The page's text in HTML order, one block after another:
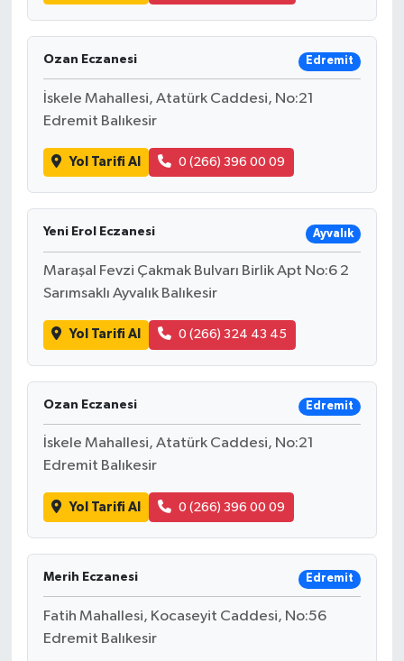
Ozan Eczanesi Edremit
İskele Mahallesi, Atatürk Caddesi, No:21
Edremit Balıkesir
Yol Tarifi Al 0 (266) 396 00 09
Yeni Erol Eczanesi Ayvalık
Maraşal Fevzi Çakmak Bulvarı Birlik Apt No:6 2
Sarımsaklı Ayvalık Balıkesir
Yol Tarifi Al 0 (266) 324 43 45
Ozan Eczanesi Edremit
İskele Mahallesi, Atatürk Caddesi, No:21
Edremit Balıkesir
Yol Tarifi Al 0 (266) 396 00 09
Merih Eczanesi Edremit
Fatih Mahallesi, Kocaseyit Caddesi, No:56
Edremit Balıkesir
KİTAP
OTOMOBİL
MİZAH
TARİH
Genel
Politika
YEREL
BİLİM TEKNOLOJİ
ÇEVRE
BİLİM VE TEKNOLOJİ